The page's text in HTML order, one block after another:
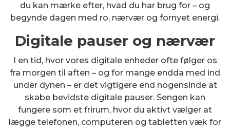
du kan mærke efter, hvad du har brug for – og
begynde dagen med ro, nærvær og fornyet energi.
Digitale pauser og nærvær
I en tid, hvor vores digitale enheder ofte følger os
fra morgen til aften – og for mange endda med ind
under dynen – er det vigtigere end nogensinde at
skabe bevidste digitale pauser. Sengen kan
fungere som et frirum, hvor du aktivt vælger at
lægge telefonen, computeren og tabletten væk for